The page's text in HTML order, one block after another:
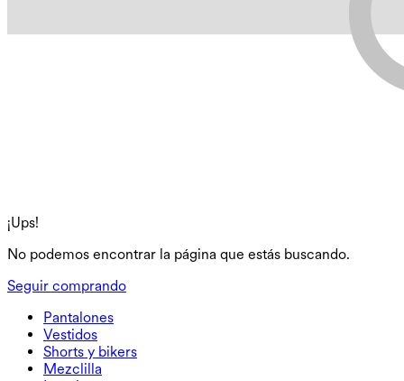
¡Ups!
No podemos encontrar la página que estás buscando.
Seguir comprando
Pantalones
Pantalones
Joggers
Pantalones de trabajo
Vestidos
Vestidos
Sportkleider
Shorts y bikers
Shorts y bikers
Mezclilla